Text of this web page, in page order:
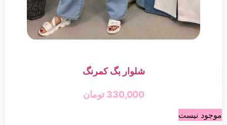
شلوار بگ کمرنگ
330,000 تومان
موجود نیست